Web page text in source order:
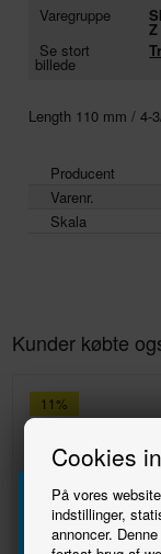
Cookies
På vores
indstillinger,
annoncer.
Varegruppe
Z
Se stort
billede
Length 110 mm / 4-
Producent
Varenr.
Skala
Kunder købte
11%